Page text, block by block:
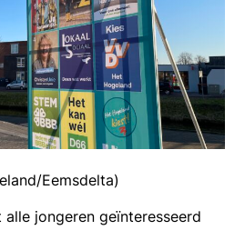
Eemsdelta)
jongeren geïnteresseerd